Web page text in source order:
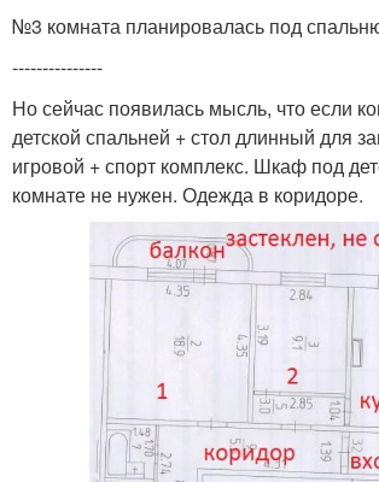
№3 комната планировалась под
---------------
Но сейчас появилась мысль, что если
детской спальней + стол длинный для
игровой + спорт комплекс. Шкаф под
комнате не нужен. Одежда в коридоре.